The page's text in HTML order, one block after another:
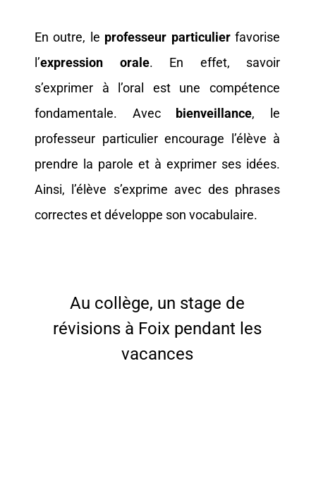
En outre, le professeur particulierfavorise
l’expression orale. En effet, savoir
s’exprimer à l’oral est une compétence
fondamentale. Avec
bienveillance, le
professeur particulier encourage l’élève à
prendre la parole et à exprimer ses idées.
Ainsi, l’élève s’exprime avec des phrases
correctes et développe son vocabulaire.
Au collège, un stage de
révisions à Foix pendant les
vacances